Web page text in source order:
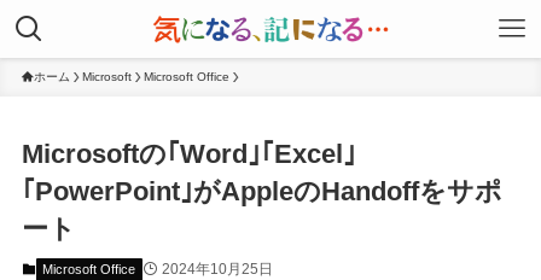
ホーム Microsoft Microsoft Office
Microsoftの｢Word｣｢Excel｣
｢PowerPoint｣がAppleのHandoffをサポ
ート
Microsoft Office 2024年10月25日